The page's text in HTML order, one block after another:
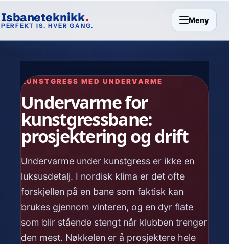
Isbaneteknikk
PERFEKT IS. HVER GANG.
Meny
KUNSTGRESS MED UNDERVARME
Undervarme for
kunstgressbane:
prosjektering og drift
Undervarme under kunstgress er ikke en
luksusdetalj. I nordisk klima er det ofte
forskjellen på en bane som faktisk kan
brukes gjennom vinteren, og en dyr flate
som blir stående stengt når klubben trenger
den mest. Nøkkelen er å prosjektere hele